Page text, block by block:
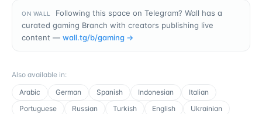
ON WALL
Following this space on Telegram? Wall has a
curated gaming Branch with creators publishing live
content — wall.tg/b/gaming →
Also available in:
Arabic
German Spanish Indonesian
Italian
Portuguese
Russian Turkish English Ukrainian